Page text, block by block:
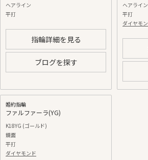
ヘアライン
平打
指輪詳細を見る
ブログを探す
ヘアライン
平打
ダイヤモ
婚約指輪
ファルファーラ(YG)
K18YG (ゴールド)
鏡面
平打
ダイヤモンド